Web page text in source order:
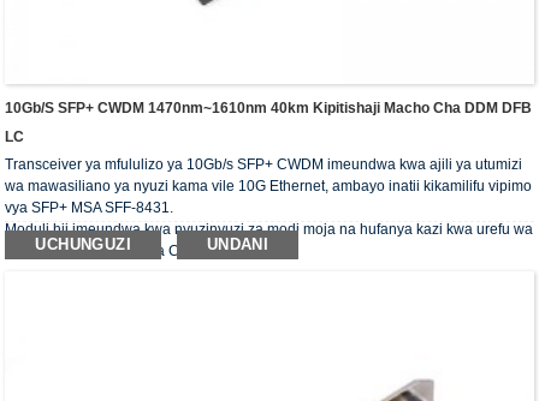
10Gb/s SFP+ CWDM 1470nm~1610nm 40km Kipitishaji Macho Cha DDM DFB
LC
Transceiver ya mfululizo ya 10Gb/s SFP+ CWDM imeundwa kwa ajili ya utumizi
wa mawasiliano ya nyuzi kama vile 10G Ethernet, ambayo inatii kikamilifu vipimo
vya SFP+ MSA SFF-8431.
Moduli hii imeundwa kwa nyuzinyuzi za modi moja na hufanya kazi kwa urefu wa
kawaida wa mawimbi ya CWDM.
UCHUNGUZI UNDANI